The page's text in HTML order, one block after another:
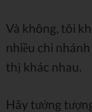
Và không, tôi
nhiều chi
thị khác nhau.
Hãy tưởng